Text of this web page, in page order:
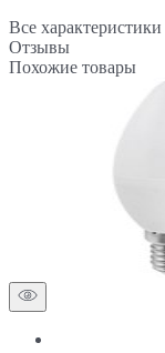
Все характеристики
Отзывы
Похожие товары